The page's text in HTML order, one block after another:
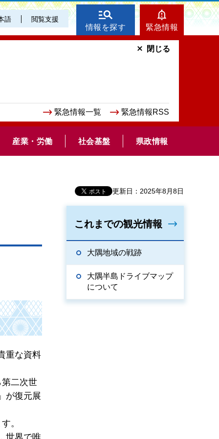
語 閲覧支援
情報を探す 緊急情報
緊急情報一覧 緊急情報RSS
閉じる
産業・労働 社会基盤 県政情報
更新日：2025年8月8日
重な資料
二次世
が復元展
。
世界で唯
これまでの観光情報
大隅地域の戦跡
大隅半島ドライブマップ
について